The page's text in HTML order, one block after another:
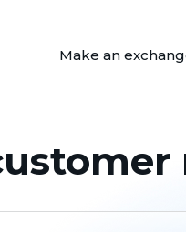
Make an